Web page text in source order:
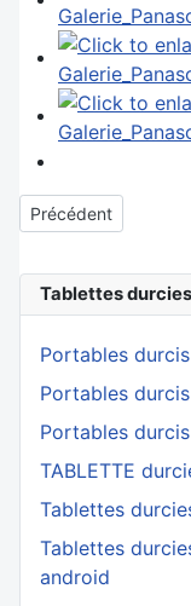
Tablettes
Portables durcis
Portables durcis
Portables
TABLETTE
Tablettes
Tablettes
android
Article précédent :
Précédent